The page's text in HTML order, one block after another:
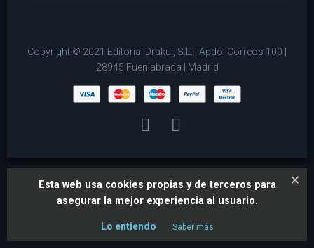
Esta web usa cookies propias y de terceros para
asegurar la mejor experiencia al usuario.
Lo entiendo Saber más
×
Copyright © 2021 Editorial Drakul, S.L. | Apdo. Correos 100 |
28945 Fuenlabrada | Madrid